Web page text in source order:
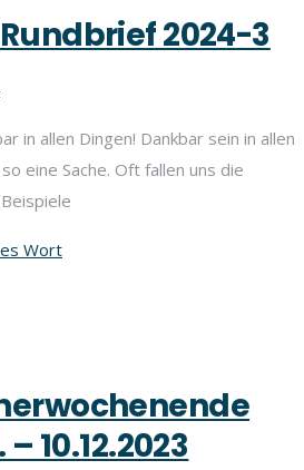
2024-3
in allen Dingen! Dankbar sein in allen
eine Sache. Oft fallen uns die
Wort
– 10.12.2023